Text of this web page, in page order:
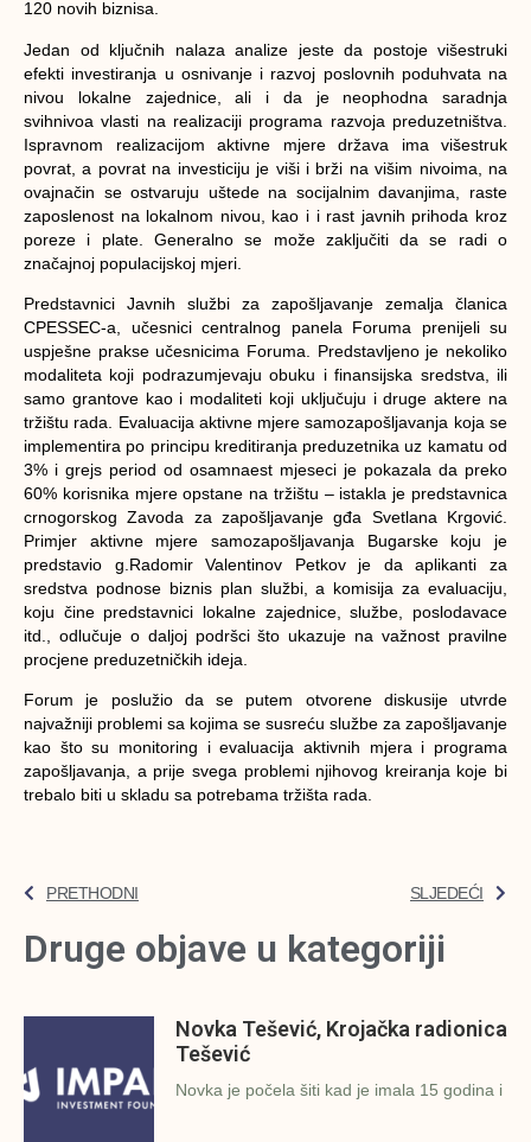
120 novih biznisa.
Jedan od ključnih nalaza analize jeste da postoje višestruki
efekti investiranja u osnivanje i razvoj poslovnih poduhvata na
nivou lokalne zajednice, ali i da je neophodna saradnja
svihnivoa vlasti na realizaciji programa razvoja preduzetništva.
Ispravnom realizacijom aktivne mjere država ima višestruk
povrat, a povrat na investiciju je viši i brži na višim nivoima, na
ovajnačin se ostvaruju uštede na socijalnim davanjima, raste
zaposlenost na lokalnom nivou, kao i i rast javnih prihoda kroz
poreze i plate. Generalno se može zaključiti da se radi o
značajnoj populacijskoj mjeri.
Predstavnici Javnih službi za zapošljavanje zemalja članica
CPESSEC-a, učesnici centralnog panela Foruma prenijeli su
uspješne prakse učesnicima Foruma. Predstavljeno je nekoliko
modaliteta koji podrazumjevaju obuku i finansijska sredstva, ili
samo grantove kao i modaliteti koji uključuju i druge aktere na
tržištu rada. Evaluacija aktivne mjere samozapošljavanja koja se
implementira po principu kreditiranja preduzetnika uz kamatu od
3% i grejs period od osamnaest mjeseci je pokazala da preko
60% korisnika mjere opstane na tržištu – istakla je predstavnica
crnogorskog Zavoda za zapošljavanje gđa Svetlana Krgović.
Primjer aktivne mjere samozapošljavanja Bugarske koju je
predstavio g.Radomir Valentinov Petkov je da aplikanti za
sredstva podnose biznis plan službi, a komisija za evaluaciju,
koju čine predstavnici lokalne zajednice, službe, poslodavace
itd., odlučuje o daljoj podršci što ukazuje na važnost pravilne
procjene preduzetničkih ideja.
Forum je poslužio da se putem otvorene diskusije utvrde
najvažniji problemi sa kojima se susreću službe za zapošljavanje
kao što su monitoring i evaluacija aktivnih mjera i programa
zapošljavanja, a prije svega problemi njihovog kreiranja koje bi
trebalo biti u skladu sa potrebama tržišta rada.
PRETHODNI SLJEDEĆI
Druge objave u kategoriji
Novka Tešević, Krojačka radionica
Tešević
Novka je počela šiti kad je imala 15 godina i